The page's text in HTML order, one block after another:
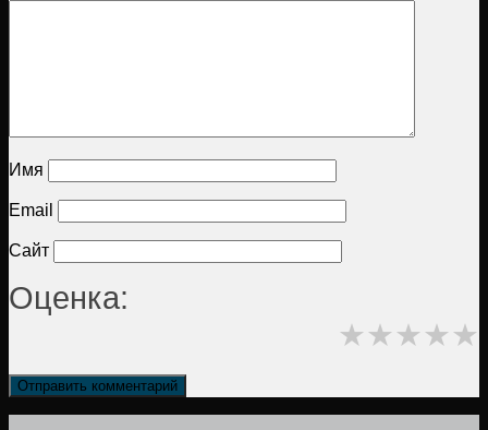
Имя
Email
Сайт
Оценка:
★
★
★
★
★